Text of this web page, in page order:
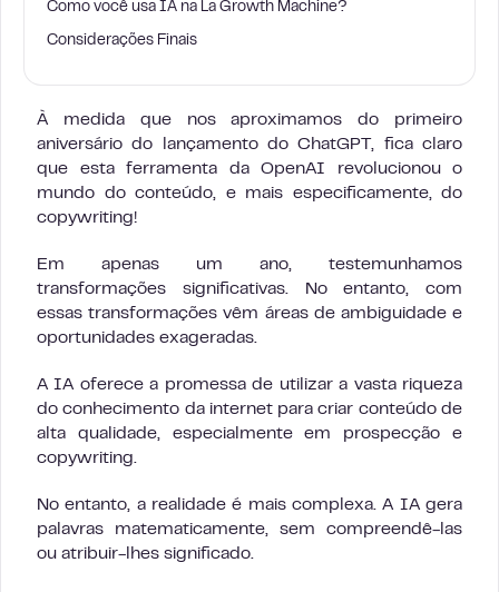
Como você usa IA na La Growth Machine?
Considerações Finais
À medida que nos aproximamos do primeiro
aniversário do lançamento do ChatGPT, fica claro
que esta ferramenta da OpenAI revolucionou o
mundo do conteúdo, e mais especificamente, do
copywriting!
Em apenas um ano, testemunhamos
transformações significativas. No entanto, com
essas transformações vêm áreas de ambiguidade e
oportunidades exageradas.
A IA oferece a promessa de utilizar a vasta riqueza
do conhecimento da internet para criar conteúdo de
alta qualidade, especialmente em prospecção e
copywriting.
No entanto, a realidade é mais complexa. A IA gera
palavras matematicamente, sem compreendê-las
ou atribuir-lhes significado.